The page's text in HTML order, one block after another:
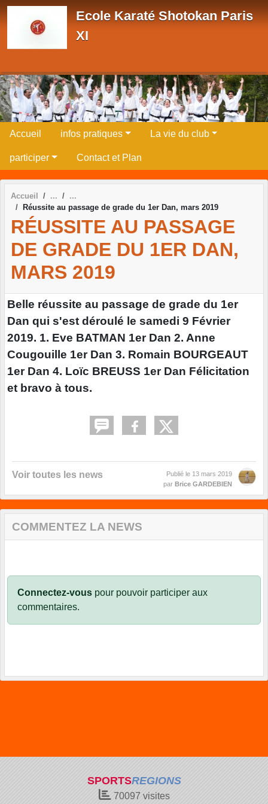
Ecole Karaté Shotokan Paris
XI
Accueil infos pratiques La vie du club
participer Contact et Plan
Accueil
Réussite au passage de grade du 1er Dan, mars 2019
RÉUSSITE AU PASSAGE
DE GRADE DU 1ER DAN,
MARS 2019
Belle réussite au passage de grade du 1er
Dan qui s'est déroulé le samedi 9 Février
2019. 1. Eve BATMAN 1er Dan 2. Anne
Cougouille 1er Dan 3. Romain BOURGEAUT
1er Dan 4. Loïc BREUSS 1er Dan Félicitation
et bravo à tous.
Voir toutes les news Publié le 13 mars 2019
par Brice GARDEBIEN
COMMENTEZ LA NEWS
Connectez-vous pour pouvoir participer aux
commentaires.
SPORTSREGIONS
70097 visites
Panneau de gestion des cookies